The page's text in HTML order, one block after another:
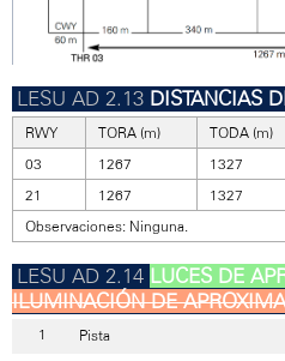
DISTANCIAS
RWY TORA (m) TODA (m)
03
1267 1327
21
1267 1327
Observaciones: Ninguna.
LUCES DE
ILUMINACIÓN DE
Pista